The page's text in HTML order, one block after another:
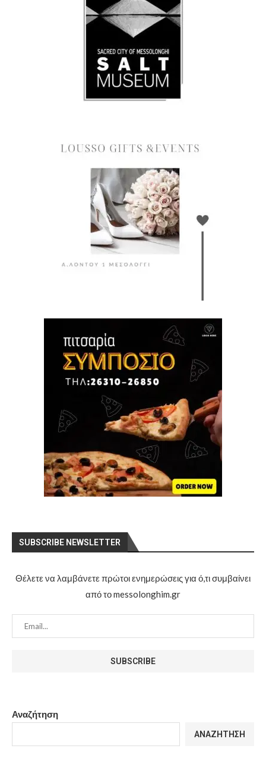
Αναζήτηση
ΑΝΑΖΉΤΗΣΗ
SUBSCRIBE NEWSLETTER
Θέλετε να λαμβάνετε πρώτοι ενημερώσεις για ό,τι συμβαίνει
από το messolonghim.gr